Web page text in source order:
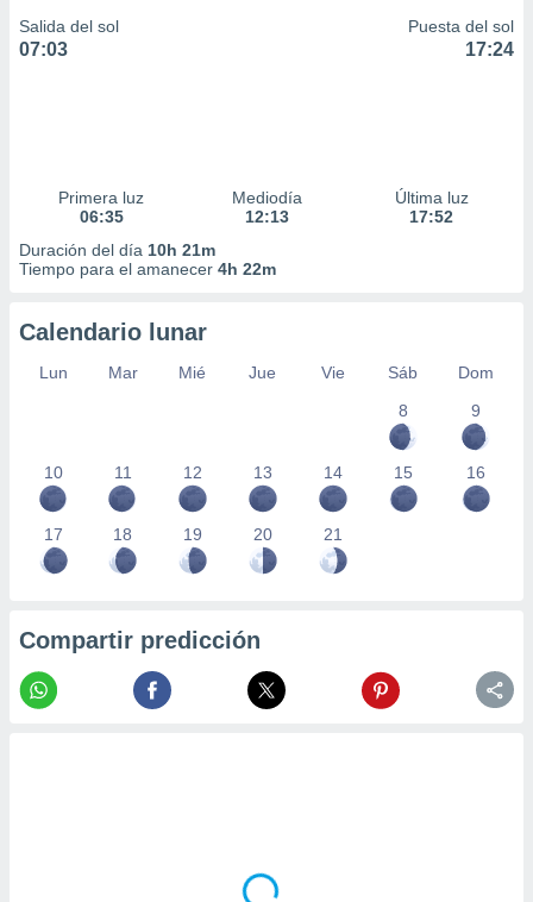
Salida del sol
07:03
Puesta del sol
17:24
Primera luz
06:35
Mediodía
12:13
Última luz
17:52
Duración del día 10h 21m
Tiempo para el amanecer 4h 22m
Calendario lunar
Lun Mar Mié Jue Vie Sáb
Dom
8
9
10 11 12 13 14 15 16
17 18 19 20 21
Compartir predicción